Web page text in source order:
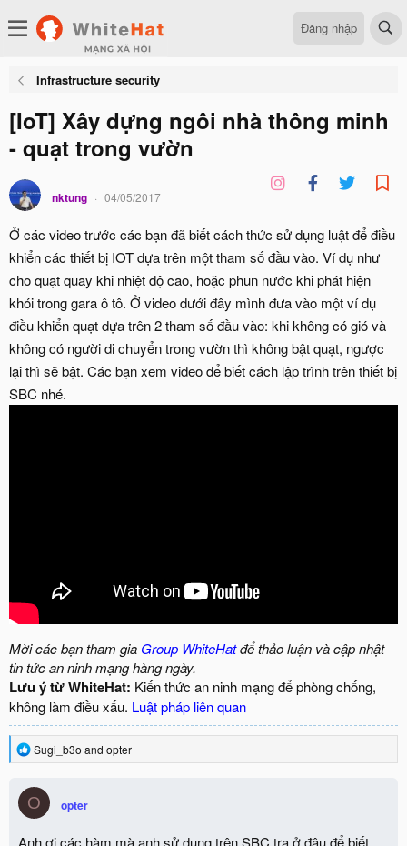
Đăng nhập
Infrastructure security
[IoT] Xây dựng ngôi nhà thông minh
- quạt trong vườn
nktung 04/05/2017
Ở các video trước các bạn đã biết cách thức sử dụng luật để điều
khiển các thiết bị IOT dựa trên một tham số đầu vào. Ví dụ như
cho quạt quay khi nhiệt độ cao, hoặc phun nước khi phát hiện
khói trong gara ô tô. Ở video dưới đây mình đưa vào một ví dụ
điều khiển quạt dựa trên 2 tham số đầu vào: khi không có gió và
không có người di chuyển trong vườn thì không bật quạt, ngược
lại thì sẽ bật. Các bạn xem video để biết cách lập trình trên thiết bị
SBC nhé.
Mời các bạn tham gia Group WhiteHatđể thảo luận và cập nhật
tin tức an ninh mạng hàng ngày.
Lưu ý từ WhiteHat: Kiến thức an ninh mạng để phòng chống,
không làm điều xấu. Luật pháp liên quan
R
e
c
t
i
o
Sugi_b3o and opter
O opter
Anh ơi các hàm mà anh sử dụng trên SBC tra ở đâu để biết